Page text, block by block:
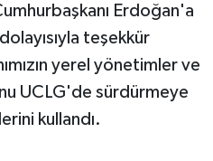
Erdoğan'a
teşekkür
yerel yönetimler ve
UCLG'de sürdürmeye
kullandı.